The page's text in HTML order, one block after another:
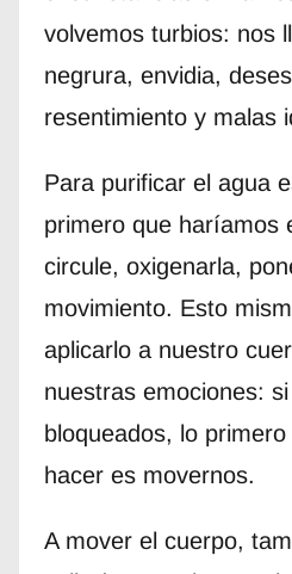
volvemos turbios: nos
negrura, envidia,
resentimiento y malas
Para purificar el agua
primero que haríamos
circule, oxigenarla,
movimiento. Esto
aplicarlo a nuestro
nuestras emociones:
bloqueados, lo
hacer es movernos.
A mover el cuerpo,